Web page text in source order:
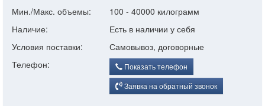
Мин./Макс. объемы:
100 - 40000 килограмм
Наличие:
Есть в наличии у себя
Условия поставки:
Самовывоз, договорные
Телефон:
Показать телефон
Заявка на обратный звонок